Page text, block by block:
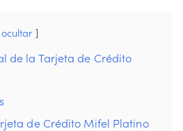
ocultar
de la Tarjeta de Crédito
de Crédito Mifel Platino